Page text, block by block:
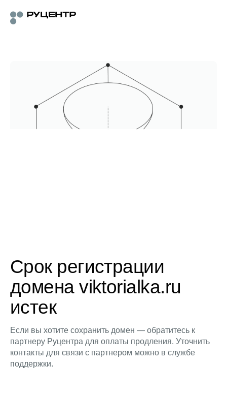
Срок регистрации
домена viktorialka.ru
истек
Если вы хотите сохранить домен — обратитесь к
партнеру Руцентра для оплаты продления. Уточнить
контакты для связи с партнером можно в службе
поддержки.